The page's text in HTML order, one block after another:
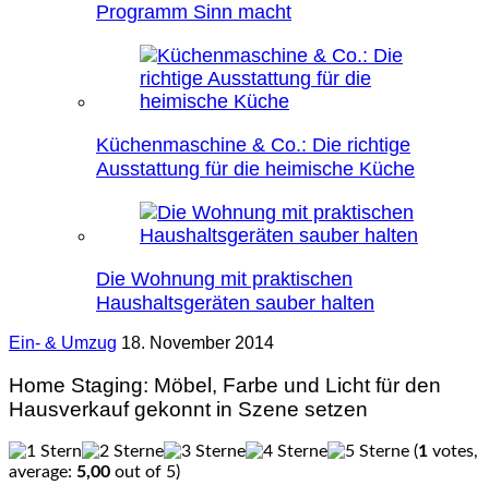
Programm Sinn macht
Küchenmaschine & Co.: Die richtige
Ausstattung für die heimische Küche
Die Wohnung mit praktischen
Haushaltsgeräten sauber halten
Ein- & Umzug 18. November 2014
Home Staging: Möbel, Farbe und Licht für den
Hausverkauf gekonnt in Szene setzen
(1 votes,
average: 5,00 out of 5)